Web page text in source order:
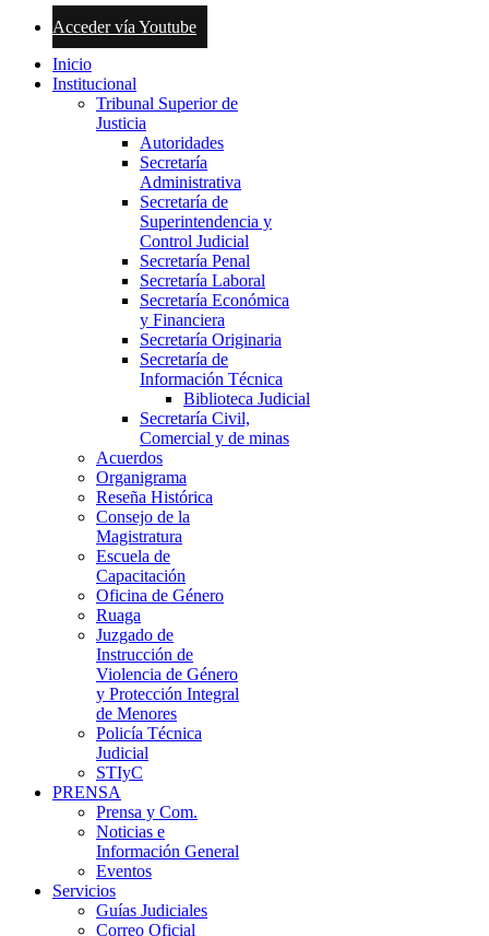
Acceder vía Youtube
Inicio
Institucional
Tribunal Superior de
Justicia
Autoridades
Secretaría
Administrativa
Secretaría de
Superintendencia y
Control Judicial
Secretaría Penal
Secretaría Laboral
Secretaría Económica
y Financiera
Secretaría Originaria
Secretaría de
Información Técnica
Biblioteca Judicial
Secretaría Civil,
Comercial y de minas
Acuerdos
Organigrama
Reseña Histórica
Consejo de la
Magistratura
Escuela de
Capacitación
Oficina de Género
Ruaga
Juzgado de
Instrucción de
Violencia de Género
y Protección Integral
de Menores
Policía Técnica
Judicial
STIyC
PRENSA
Prensa y Com.
Noticias e
Información General
Eventos
Servicios
Guías Judiciales
Correo Oficial